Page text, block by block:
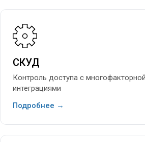
СКУД
Контроль доступа с
интеграциями
Подробнее →